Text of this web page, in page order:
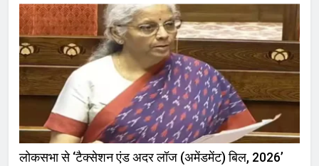
लोकसभा से ‘टैक्सेशन एंड अदर लॉज (अमेंडमेंट) बिल, 2026’